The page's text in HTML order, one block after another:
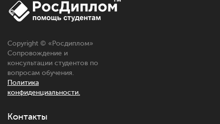
Copyright © « Росдиплом»
Сопровождение и
консультации студентов по
вопросам обучения.
Политика
конфиденциальности.
Контакты